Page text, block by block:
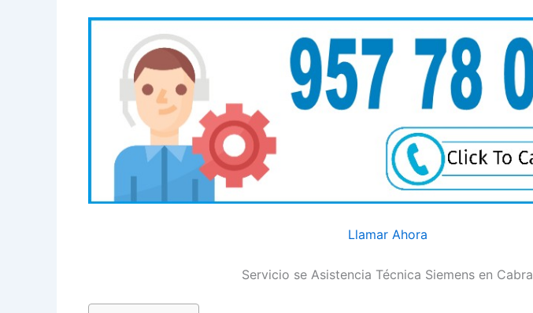
Llamar Ahora
Servicio se Asistencia Técnica Siemens en Cabra